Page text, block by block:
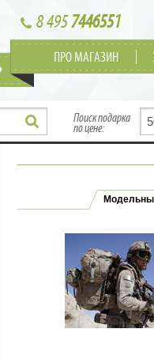
8 4957446551
ПРО МАГАЗИН
Поиск подарка
по цене: